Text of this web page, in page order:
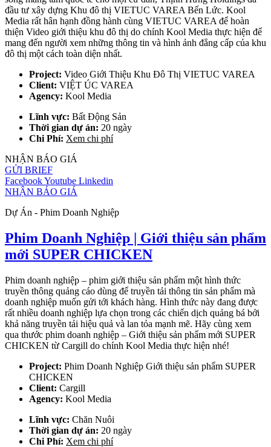
đầu tư xây dựng Khu đô thị VIETUC VAREA Bến Lức. Kool
Media rất hân hạnh đồng hành cùng VIETUC VAREA để hoàn
thiện Video giới thiệu khu đô thị do chính Kool Media thực hiện để
mang đến người xem những thông tin và hình ảnh đẳng cấp của khu
đô thị một cách toàn diện nhất.
Project: Video Giới Thiệu Khu Đô Thị VIETUC VAREA
Client: VIỆT ÚC VAREA
Agency: Kool Media
Lĩnh vực: Bất Động Sản
Thời gian dự án: 20 ngày
Chi Phí: Xem chi phí
NHẬN BÁO GIÁ
GỬI BRIEF
FacebookYoutube Linkedin
NHẬN BÁO GIÁ
Dự Án - Phim Doanh Nghiệp
Phim Doanh Nghiệp | Giới thiệu sản phẩm
mới SUPER CHICKEN
Phim doanh nghiệp – phim giới thiệu sản phẩm một hình thức
truyền thông quảng cáo dùng để truyền tải thông tin sản phẩm mà
doanh nghiệp muốn gửi tới khách hàng. Hình thức này đang được
rất nhiều doanh nghiệp lựa chọn trong các chiến dịch quảng bá bởi
khả năng truyền tải hiệu quả và lan tỏa mạnh mẽ. Hãy cùng xem
qua thước phim doanh nghiệp – Giới thiệu sản phẩm mới SUPER
CHICKEN từ Cargill do chính Kool Media thực hiện nhé!
Project: Phim Doanh Nghiệp Giới thiệu sản phẩm SUPER
CHICKEN
Client: Cargill
Agency: Kool Media
Lĩnh vực: Chăn Nuôi
Thời gian dự án: 20 ngày
Chi Phí: Xem chi phí